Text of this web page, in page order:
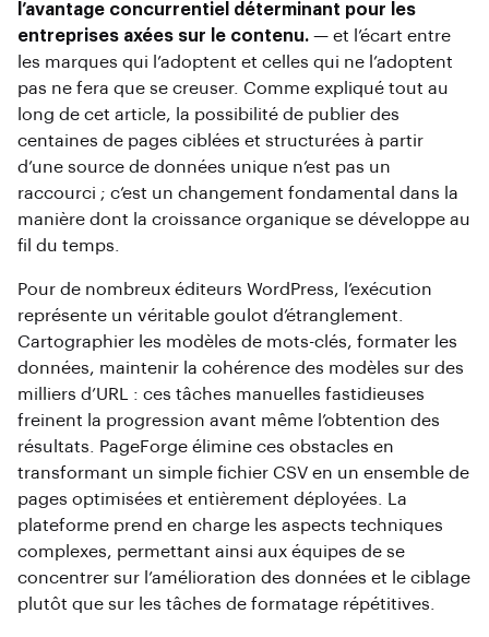
l’avantage concurrentiel déterminant pour les
entreprises axées sur le contenu. — et l’écart entre
les marques qui l’adoptent et celles qui ne l’adoptent
pas ne fera que se creuser. Comme expliqué tout au
long de cet article, la possibilité de publier des
centaines de pages ciblées et structurées à partir
d’une source de données unique n’est pas un
raccourci ; c’est un changement fondamental dans la
manière dont la croissance organique se développe au
fil du temps.
Pour de nombreux éditeurs WordPress, l’exécution
représente un véritable goulot d’étranglement.
Cartographier les modèles de mots-clés, formater les
données, maintenir la cohérence des modèles sur des
milliers d’URL : ces tâches manuelles fastidieuses
freinent la progression avant même l’obtention des
résultats. PageForge élimine ces obstacles en
transformant un simple fichier CSV en un ensemble de
pages optimisées et entièrement déployées. La
plateforme prend en charge les aspects techniques
complexes, permettant ainsi aux équipes de se
concentrer sur l’amélioration des données et le ciblage
plutôt que sur les tâches de formatage répétitives.